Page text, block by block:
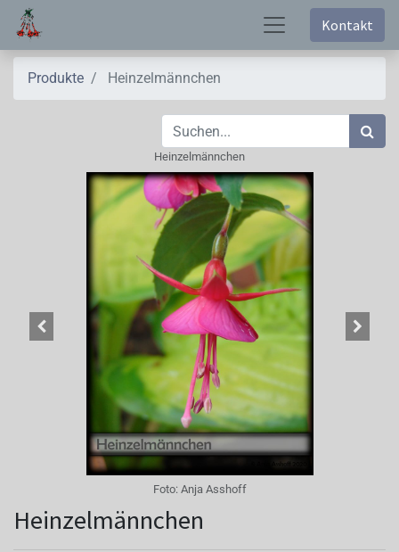
Kontakt
Produkte Heinzelmännchen
Heinzelmännchen
Foto: Anja Asshoff
Heinzelmännchen